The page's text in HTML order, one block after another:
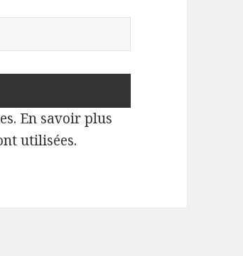
En savoir plus
utilisées.